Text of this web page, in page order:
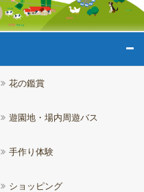
花の鑑賞
遊園地・場内周遊バス
手作り体験
ショッピング